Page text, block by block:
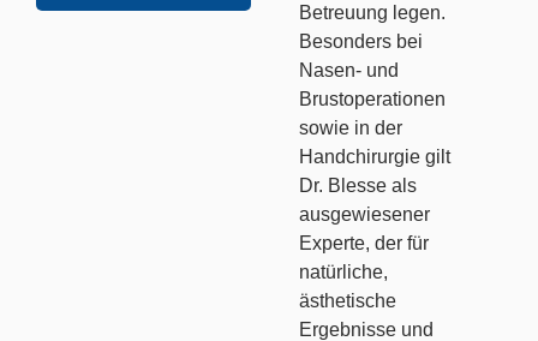
Betreuung legen.
Besonders bei
Nasen- und
Brustoperationen
sowie in der
Handchirurgie gilt
Dr. Blesse als
ausgewiesener
Experte, der für
natürliche,
ästhetische
Ergebnisse und